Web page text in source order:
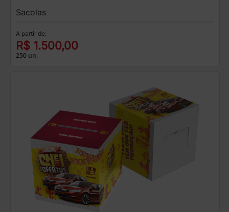
Sacolas
A partir de:
R$ 1.500,00
250 un.